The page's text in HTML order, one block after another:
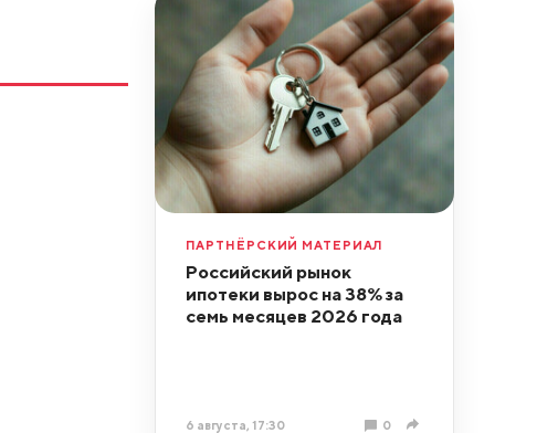
ПАРТНЁРСКИЙ МАТЕРИАЛ
Российский рынок
ипотеки вырос на 38% за
семь месяцев 2026 года
6 августа, 17:30 0